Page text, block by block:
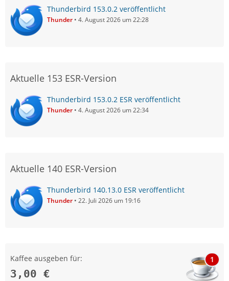
Thunderbird 153.0.2 veröffentlicht
Thunder 4. August 2026 um 22:28
Aktuelle 153 ESR-Version
Thunderbird 153.0.2 ESR veröffentlicht
Thunder 4. August 2026 um 22:34
Aktuelle 140 ESR-Version
Thunderbird 140.13.0 ESR veröffentlicht
Thunder 22. Juli 2026 um 19:16
Kaffee ausgeben für:
3,00 €
1